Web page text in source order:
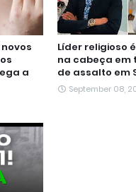
a
Líder religioso
na cabeça em
de assalto em
September 08,